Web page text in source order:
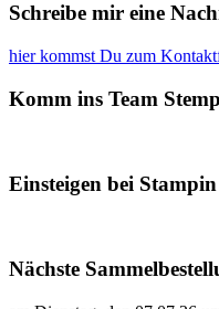
Schreibe mir eine
hier kommst Du zum
Komm ins Team
Einsteigen bei
Nächste